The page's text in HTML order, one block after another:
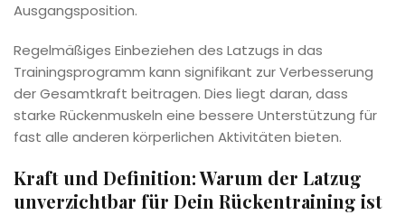
Ausgangsposition.
Regelmäßiges Einbeziehen des Latzugs in das
Trainingsprogramm kann signifikant zur Verbesserung
der Gesamtkraft beitragen. Dies liegt daran, dass
starke Rückenmuskeln eine bessere Unterstützung für
fast alle anderen körperlichen Aktivitäten bieten.
Kraft und Definition: Warum der Latzug
unverzichtbar für Dein Rückentraining ist